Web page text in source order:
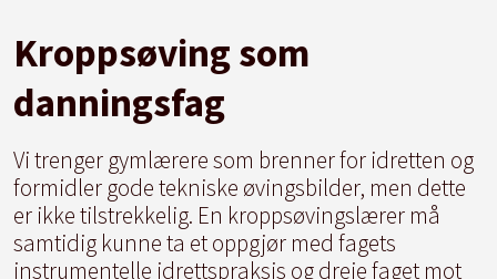
Kroppsøving som
danningsfag
Vi trenger gymlærere som brenner for idretten og
formidler gode tekniske øvingsbilder, men dette
er ikke tilstrekkelig. En kroppsøvingslærer må
samtidig kunne ta et oppgjør med fagets
instrumentelle idrettspraksis og dreie faget mot